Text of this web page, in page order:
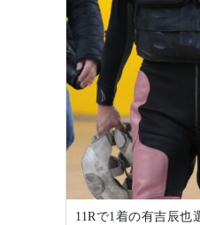
11Rで1着の有吉辰也